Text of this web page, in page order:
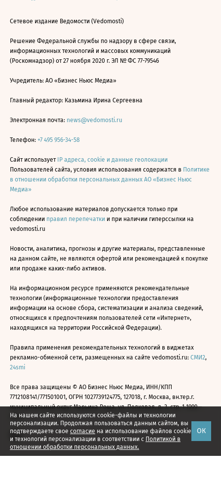
На нашем сайте используются cookie-файлы и технологии
персонализации. Продолжая пользоваться данным сайтом, вы
подтверждаете свое согласие на использование файлов cookie
и технологий персонализации в соответствии с Политикой в
отношении обработки персональных данных.
ОК
Сетевое издание Ведомости (Vedomosti)
Решение Федеральной службы по надзору в сфере связи,
информационных технологий и массовых коммуникаций
(Роскомнадзор) от 27 ноября 2020 г. ЭЛ № ФС 77-79546
Учредитель: АО «Бизнес Ньюс Медиа»
Главный редактор: Казьмина Ирина Сергеевна
Электронная почта: news@vedomosti.ru
Телефон: +7 495 956-34-58
Сайт использует IP адреса, cookie и данные геолокации
Пользователей сайта, условия использования содержатся в Политике
в отношении обработки персональных данных АО «Бизнес Ньюс
Медиа»
Любое использование материалов допускается только при
соблюдении правил перепечатки и при наличии гиперссылки на
vedomosti.ru
Новости, аналитика, прогнозы и другие материалы, представленные
на данном сайте, не являются офертой или рекомендацией к покупке
или продаже каких-либо активов.
На информационном ресурсе применяются рекомендательные
технологии (информационные технологии предоставления
информации на основе сбора, систематизации и анализа сведений,
относящихся к предпочтениям пользователей сети «Интернет»,
находящихся на территории Российской Федерации).
Правила применения рекомендательных технологий в виджетах
рекламно-обменной сети, размещенных на сайте vedomosti.ru: СМИ2,
24smi
Все права защищены © АО Бизнес Ньюс Медиа, ИНН/КПП
7712108141/771501001, ОГРН 1027739124775, 127018, г. Москва, вн.тер.г.
муниципальный округ Марьина Роща, ул. Полковая, д. 3, стр. 1 1999—
2026